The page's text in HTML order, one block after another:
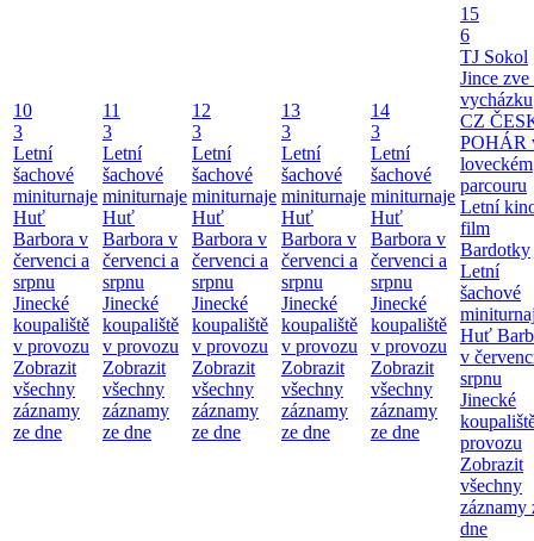
10
3
Letní
šachové
miniturnaje
Huť
Barbora v
červenci a
srpnu
Jinecké
koupaliště
v provozu
Zobrazit
všechny
záznamy
ze dne
11
3
Letní
šachové
miniturnaje
Huť
Barbora v
červenci a
srpnu
Jinecké
koupaliště
v provozu
Zobrazit
všechny
záznamy
ze dne
12
3
Letní
šachové
miniturnaje
Huť
Barbora v
červenci a
srpnu
Jinecké
koupaliště
v provozu
Zobrazit
všechny
záznamy
ze dne
13
3
Letní
šachové
miniturnaje
Huť
Barbora v
červenci a
srpnu
Jinecké
koupaliště
v provozu
Zobrazit
všechny
záznamy
ze dne
14
3
Letní
šachové
miniturnaje
Huť
Barbora v
červenci a
srpnu
Jinecké
koupaliště
v provozu
Zobrazit
všechny
záznamy
ze dne
15
6
TJ Sokol
Jince zve
vycházku
CZ
POHÁR
loveckém
parcouru
Letní
film
Bardotky
Letní
šachové
Huť
v
srpnu
Jinecké
provozu
Zobrazit
všechny
záznamy
dne